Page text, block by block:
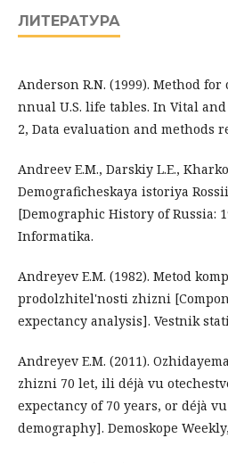
ЛИТЕРАТУРА
Anderson R.N. (1999). Method
nnual U.S. life tables. In Vital
2, Data evaluation and methods
Andreev E.M., Darskiy L.E.,
Demograficheskaya istoriya
[Demographic History of Russia:
Informatika.
Andreyev E.M. (1982). Metod
prodolzhitel'nosti zhizni
expectancy analysis]. Vestnik
Andreyev E.M. (2011).
zhizni 70 let, ili déjà vu
expectancy of 70 years, or déjà
demography]. Demoskope